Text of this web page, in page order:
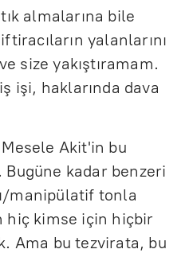
almalarına bile
yalanlarını
size yakıştıramam.
işi, haklarında dava
Akit'in bu
Bugüne kadar benzeri
manipülatif tonla
hiç kimse için hiçbir
Ama bu tezvirata, bu